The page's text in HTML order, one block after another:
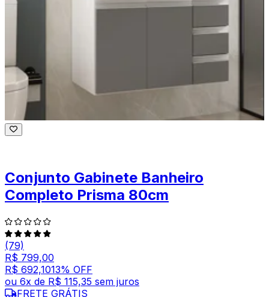
Conjunto Gabinete Banheiro
Completo Prisma 80cm
(79)
R$ 799,00
R$ 692,1013% OFF
ou 6x de R$ 115,35 sem juros
FRETE GRÁTIS